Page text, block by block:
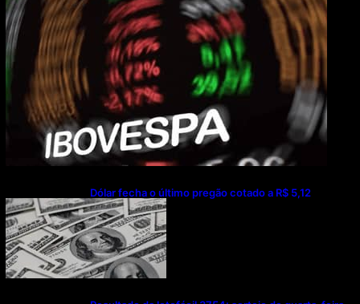
Dólar fecha o último pregão cotado a R$ 5,12